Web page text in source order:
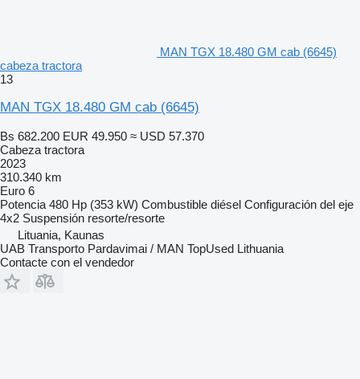
MAN TGX 18.480 GM cab (6645)
cabeza tractora
13
MAN TGX 18.480 GM cab (6645)
Bs 682.200 EUR 49.950 ≈ USD 57.370
Cabeza tractora
2023
310.340 km
Euro 6
Potencia 480 Hp (353 kW) Combustible diésel Configuración del eje
4x2 Suspensión resorte/resorte
Lituania, Kaunas
UAB Transporto Pardavimai / MAN TopUsed Lithuania
Contacte con el vendedor